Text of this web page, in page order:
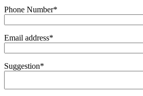
Phone Number*
Email address*
Suggestion*